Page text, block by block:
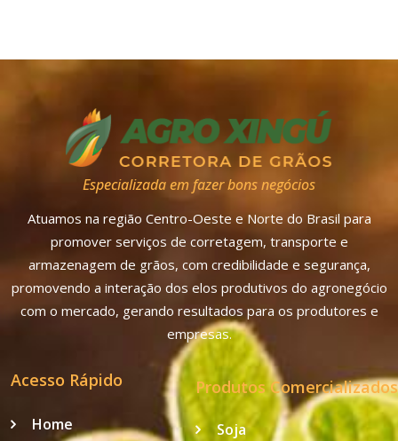
Especializada em fazer bons negócios
Atuamos na região Centro-Oeste e Norte do Brasil para
promover serviços de corretagem, transporte e
armazenagem de grãos, com credibilidade e segurança,
promovendo a interação dos elos produtivos do agronegócio
com o mercado, gerando resultados para os produtores e
empresas.
Acesso Rápido
Home
Produtos Comercializados
Soja